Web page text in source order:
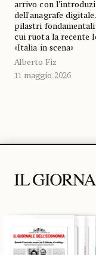
arrivo con
dell’anagrafe
pilastri
cui ruota la recente
«Italia in scena»
Alberto Fiz
11 maggio 2026